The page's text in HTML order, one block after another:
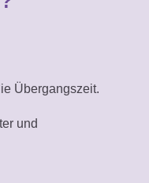
Übergangszeit.
und